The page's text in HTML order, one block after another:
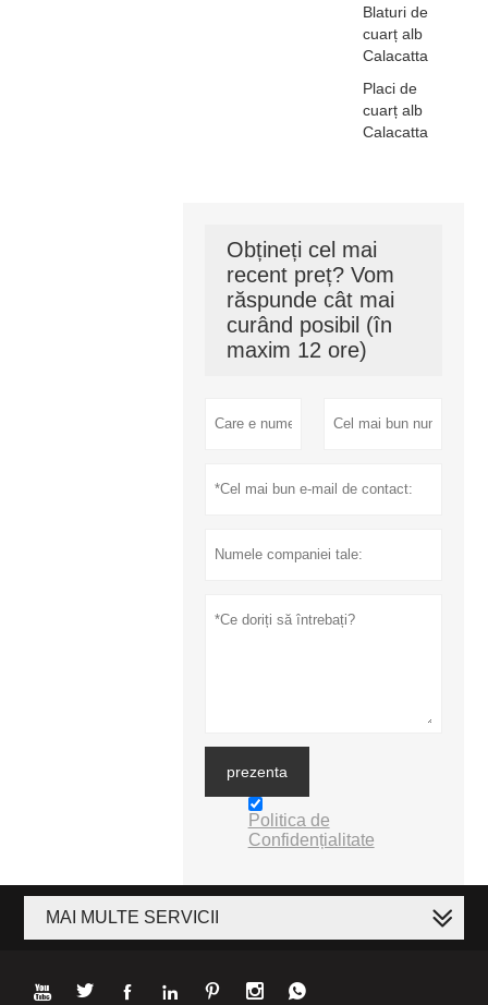
Blaturi de
cuarț alb
Calacatta
Placi de
cuarț alb
Calacatta
Obțineți cel mai
recent preț? Vom
răspunde cât mai
curând posibil (în
maxim 12 ore)
prezenta
Politica de
Confidențialitate
MAI MULTE SERVICII
      